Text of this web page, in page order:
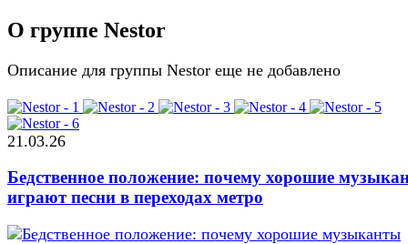
О группе Nestor
Описание для группы Nestor еще не добавлено
21.03.26
Бедственное положение: почему хорошие
играют песни в переходах метро